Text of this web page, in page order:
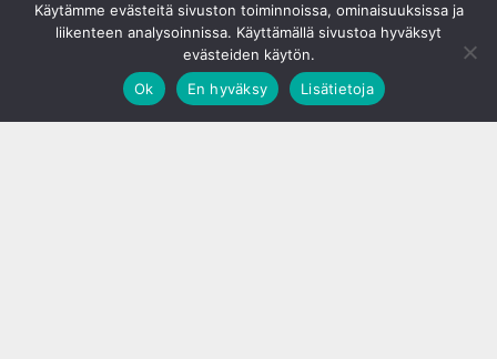
Käytämme evästeitä sivuston toiminnoissa, ominaisuuksissa ja
liikenteen analysoinnissa. Käyttämällä sivustoa hyväksyt
evästeiden käytön.
Ok
En hyväksy Lisätietoja